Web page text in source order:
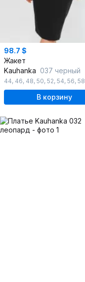
98.7 $
Жакет
Kauhanka 037 черный
44, 46, 48, 50, 52, 54, 56, 58
В корзину